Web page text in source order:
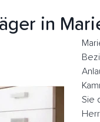
in
Sie